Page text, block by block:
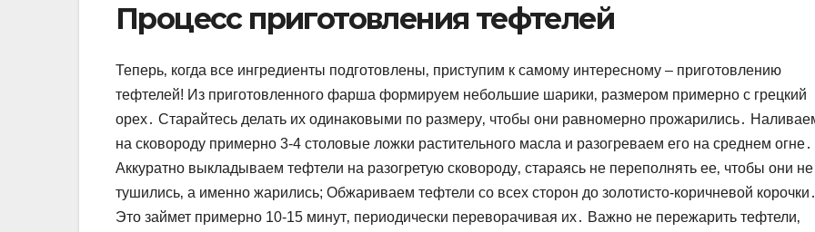
Процесс приготовления тефтелей
Теперь‚ когда все ингредиенты подготовлены‚ приступим к самому интересному – приготовлению
тефтелей! Из приготовленного фарша формируем небольшие шарики‚ размером примерно с грецкий
орех․ Старайтесь делать их одинаковыми по размеру‚ чтобы они равномерно прожарились․
на сковороду примерно 3-4 столовые ложки растительного масла и разогреваем его на среднем огне․
Аккуратно выкладываем тефтели на разогретую сковороду‚ стараясь не переполнять ее‚ чтобы они не
тушились‚ а именно жарились; Обжариваем тефтели со всех сторон до золотисто-коричневой
Это займет примерно 10-15 минут‚ периодически переворачивая их․ Важно не пережарить тефтели‚